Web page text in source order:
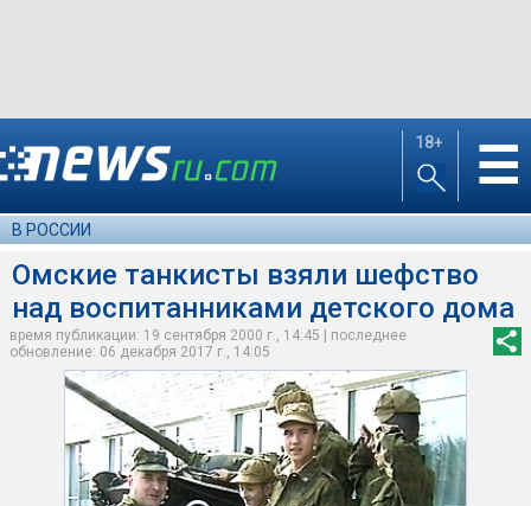
18+ ☰
В РОССИИ
Омские танкисты взяли шефство
над воспитанниками детского дома
время публикации: 19 сентября 2000 г., 14:45 | последнее
обновление: 06 декабря 2017 г., 14:05